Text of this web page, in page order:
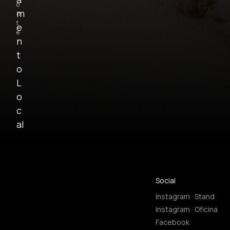
m
e
n
t
o
L
o
c
al
o
n
t
e
Social
Instagram · Stand
Instagram · Oficina
Facebook